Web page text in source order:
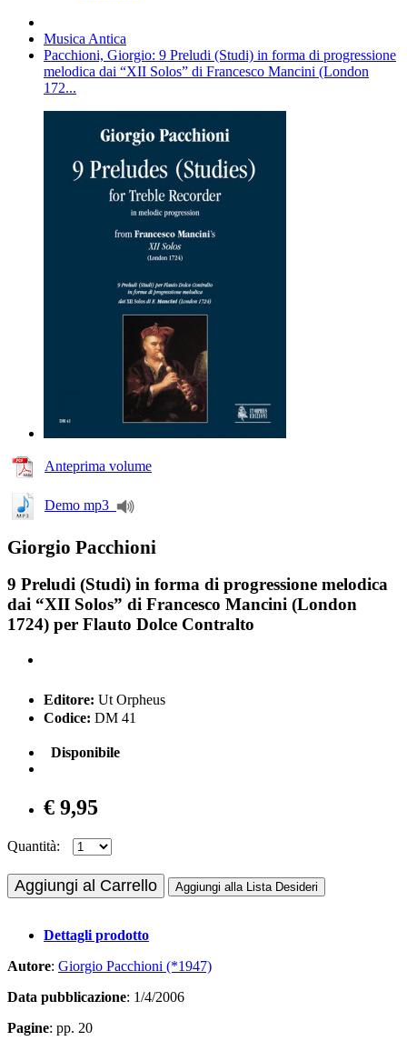
Musica Antica
Pacchioni, Giorgio: 9 Preludi (Studi) in forma di progressione
melodica dai “XII Solos” di Francesco Mancini (London
172...
Anteprima volume
Demo mp3
Giorgio Pacchioni
9 Preludi (Studi) in forma di progressione melodica
dai “XII Solos” di Francesco Mancini (London
1724) per Flauto Dolce Contralto
Editore: Ut Orpheus
Codice: DM 41
Disponibile
€ 9,95
Quantità:
Aggiungi al Carrello Aggiungi alla Lista Desideri
Dettagli prodotto
Autore: Giorgio Pacchioni (*1947)
Data pubblicazione: 1/4/2006
Pagine: pp. 20